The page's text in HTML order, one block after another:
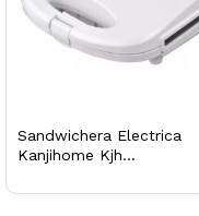
Sandwichera Electrica
Kanjihome Kjh...